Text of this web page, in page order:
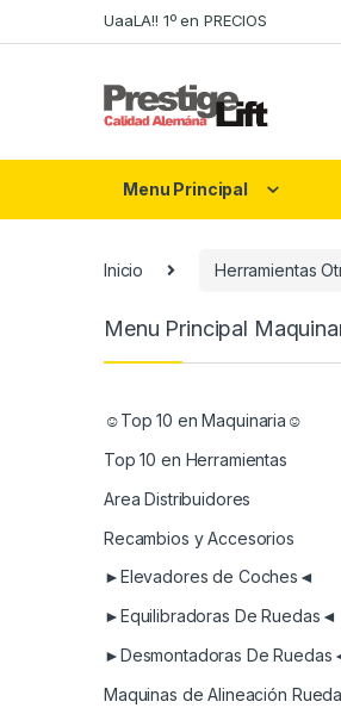
to
to
UaaLA!! 1º en PRECIOS
Menu Principal
Inicio Herramientas
Menu Principal
☺Top 10 en Maquinaria☺
Top 10 en Herramientas
Area Distribuidores
Recambios y Accesorios
►Elevadores de Coches◄
►Equilibradoras De Ruedas◄
►Desmontadoras De
Maquinas de Alineación